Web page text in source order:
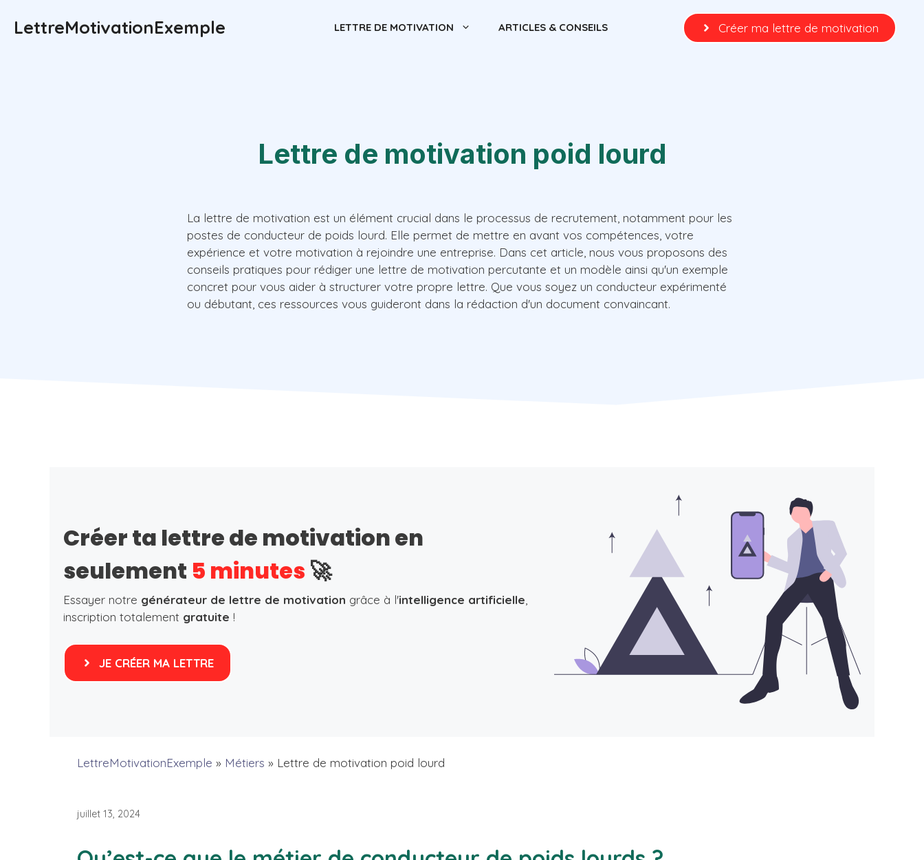
LettreMotivationExemple LETTRE DE MOTIVATION ARTICLES & CONSEILS Créer ma lettre de motivation
Lettre de motivation poid lourd
La lettre de motivation est un élément crucial dans le processus de recrutement, notamment pour les
postes de conducteur de poids lourd. Elle permet de mettre en avant vos compétences, votre
expérience et votre motivation à rejoindre une entreprise. Dans cet article, nous vous proposons des
conseils pratiques pour rédiger une lettre de motivation percutante et un modèle ainsi qu'un exemple
concret pour vous aider à structurer votre propre lettre. Que vous soyez un conducteur expérimenté
ou débutant, ces ressources vous guideront dans la rédaction d'un document convaincant.
Créer ta lettre de motivation en
seulement 5 minutes 🚀
Essayer notre générateur de lettre de motivation grâce à l'intelligence artificielle,
inscription totalement gratuite !
JE CRÉER MA LETTRE
LettreMotivationExemple » Métiers » Lettre de motivation poid lourd
juillet 13, 2024